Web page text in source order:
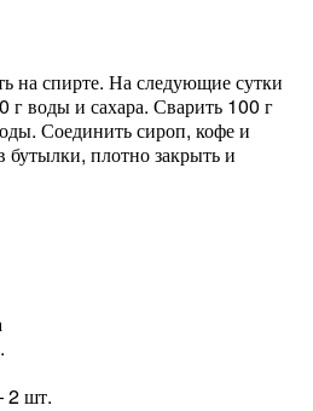
на спирте. На следующие сутки
г воды и сахара. Сварить 100 г
Соединить сироп, кофе и
бутылки, плотно закрыть и
2 шт.